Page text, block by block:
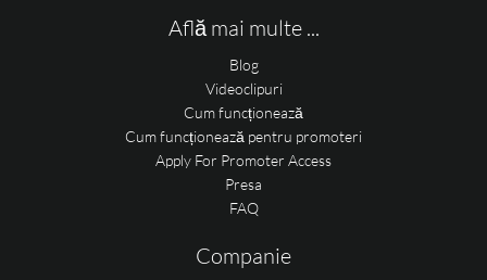
Află mai multe ...
Blog
Videoclipuri
Cum funcționează
Cum funcționează pentru promoteri
Apply For Promoter Access
Presa
FAQ
Companie